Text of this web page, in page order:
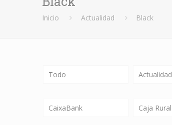
Inicio Actualidad Black
Todo Actualidad
CaixaBank Caja Rural